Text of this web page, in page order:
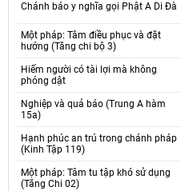
Chánh báo y nghĩa gọi Phật A Di Đà
Một pháp: Tâm điều phục và đặt
hướng (Tăng chi bộ 3)
Hiếm người có tài lợi mà không
phóng dật
Nghiệp và quả báo (Trung A hàm
15a)
Hạnh phúc an trú trong chánh pháp
(Kinh Tập 119)
Một pháp: Tâm tu tập khó sử dụng
(Tăng Chi 02)